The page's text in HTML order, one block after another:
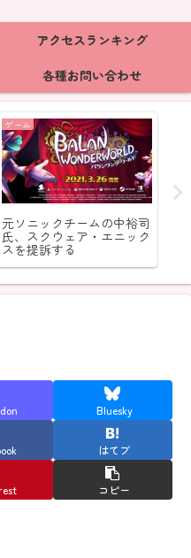
アクセスランキング
各種お問い合わせ
ゲーム
元ソニックチームの中裕司
氏、スクウェア・エニック
スを提訴する
Bluesky
はてブ
コピー